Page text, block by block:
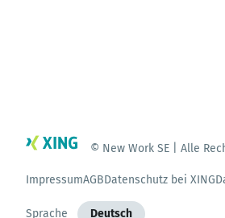
© New Work SE | Alle
ImpressumAGBDatenschutz bei XING
Sprache Deutsch